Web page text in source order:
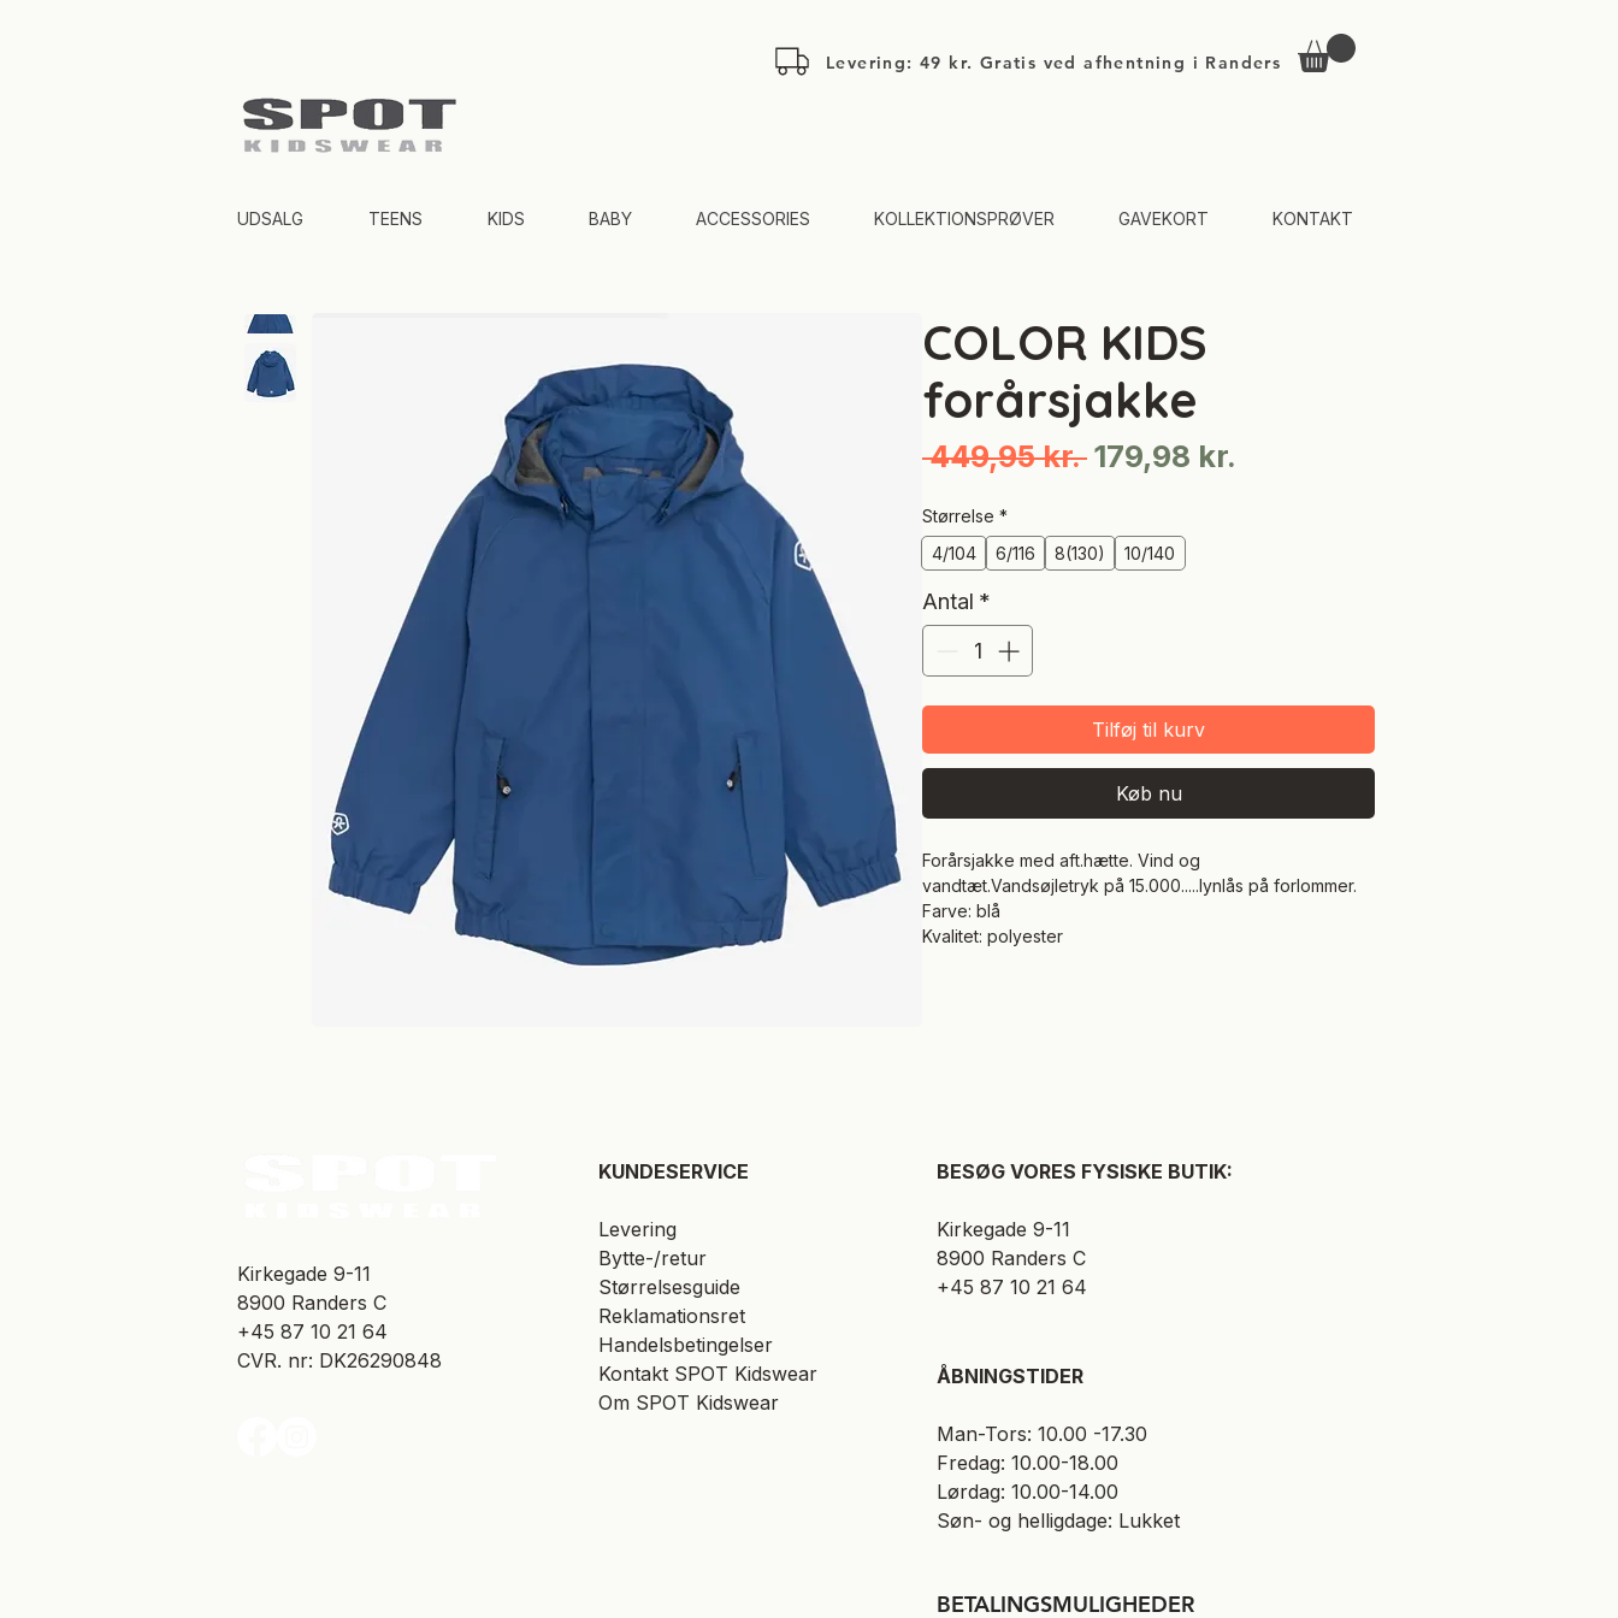
Levering: 49 kr. Gratis ved afhentning i Randers
UDSALG TEENS KIDS BABY ACCESSORIES KOLLEKTIONSPRØVER GAVEKORT KONTAKT
COLOR KIDS
forårsjakke
449,95 kr. Regulær
179,98 kr.
Størrelse *
4/104
6/116 8(130) 10/140
Antal *
Tilføj til kurv
Køb nu
Forårsjakke med aft.hætte. Vind og
vandtæt.Vandsøjletryk på 15.000.....lynlås på forlommer.
Farve: blå
Kvalitet: polyester
​Kirkegade 9-11
8900 Randers C
+45 87 10 21 64
CVR. nr: DK26290848
KUNDESERVICE​
Levering
Bytte-/retur
Størrelsesguide
Reklamationsret
Handelsbetingelser
Kontakt SPOT Kidswear
Om SPOT Kidswear
BESØG VORES FYSISKE BUTIK:
Kirkegade 9-11
8900 Randers C
+45 87 10 21 64
ÅBNINGSTIDER
Man-Tors: 10.00 -17.30
Fredag: 10.00-18.00
Lørdag: 10.00-14.00
Søn- og helligdage: Lukket​
BETALINGSMULIGHEDER